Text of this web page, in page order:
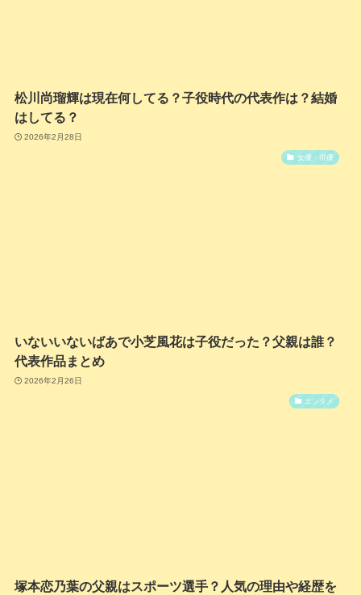
松川尚瑠輝は現在何してる？子役時代の代表作は？結婚
はしてる？
2026年2月28日
女優・俳優
いないいないばあで小芝風花は子役だった？父親は誰？
代表作品まとめ
2026年2月26日
エンタメ
塚本恋乃葉の父親はスポーツ選手？人気の理由や経歴を